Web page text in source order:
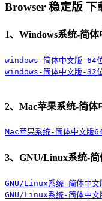
Browser 稳定版 下
1、Windows系统-简体
windows-简体中文版-64
windows-简体中文版-32
2、Mac苹果系统-简体
Mac苹果系统-简体中文
3、GNU/Linux系统-简
GNU/Linux系统-简体中
GNU/Linux系统-简体中